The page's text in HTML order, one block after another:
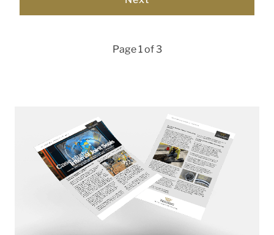
Page 1 of 3